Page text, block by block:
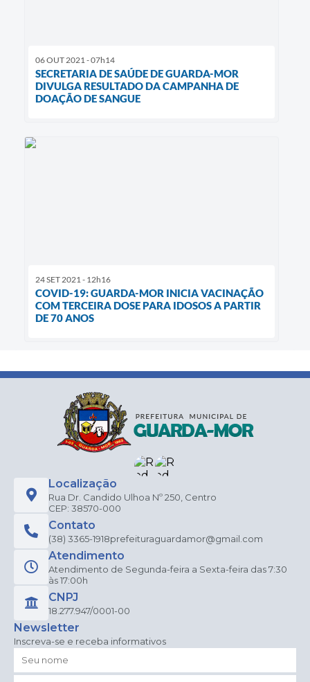
06 OUT 2021 - 07h14
SECRETARIA DE SAÚDE DE GUARDA-MOR
DIVULGA RESULTADO DA CAMPANHA DE
DOAÇÃO DE SANGUE
24 SET 2021 - 12h16
COVID-19: GUARDA-MOR INICIA VACINAÇÃO
COM TERCEIRA DOSE PARA IDOSOS A PARTIR
DE 70 ANOS
Localização
Rua Dr. Candido Ulhoa Nº 250, Centro
CEP: 38570-000
Contato
(38) 3365-1918prefeituraguardamor@gmail.com
Atendimento
Atendimento de Segunda-feira a Sexta-feira das 7:30
às 17:00h
CNPJ
18.277.947/0001-00
Newsletter
Inscreva-se e receba informativos